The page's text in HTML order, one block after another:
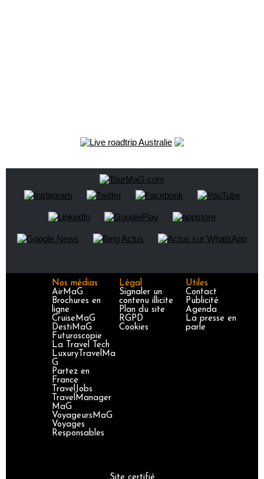
Nos médias
AirMaG
Brochures en
ligne
CruiseMaG
DestiMaG
Futuroscopie
La Travel Tech
LuxuryTravelMa
G
Partez en
France
TravelJobs
TravelManager
MaG
VoyageursMaG
Voyages
Responsables
Légal
Signaler un
contenu illicite
Plan du site
RGPD
Cookies
Utiles
Contact
Publicité
Agenda
La presse en
parle